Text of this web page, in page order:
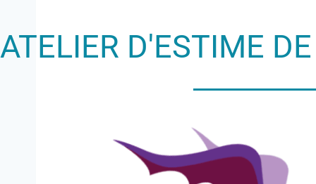
ATELIER D'ESTIME